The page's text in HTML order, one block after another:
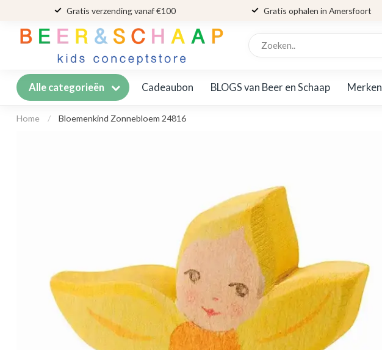
Gratis verzending vanaf €100 Gratis ophalen in Amersfoort
Alle categorieën Cadeaubon BLOGS van Beer en Schaap Merken
Home / Bloemenkind Zonnebloem 24816